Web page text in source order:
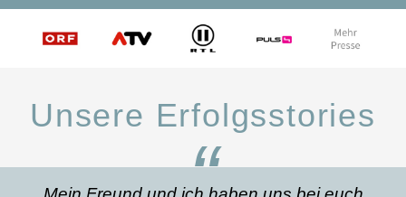
Unsere Erfolgsstories
“